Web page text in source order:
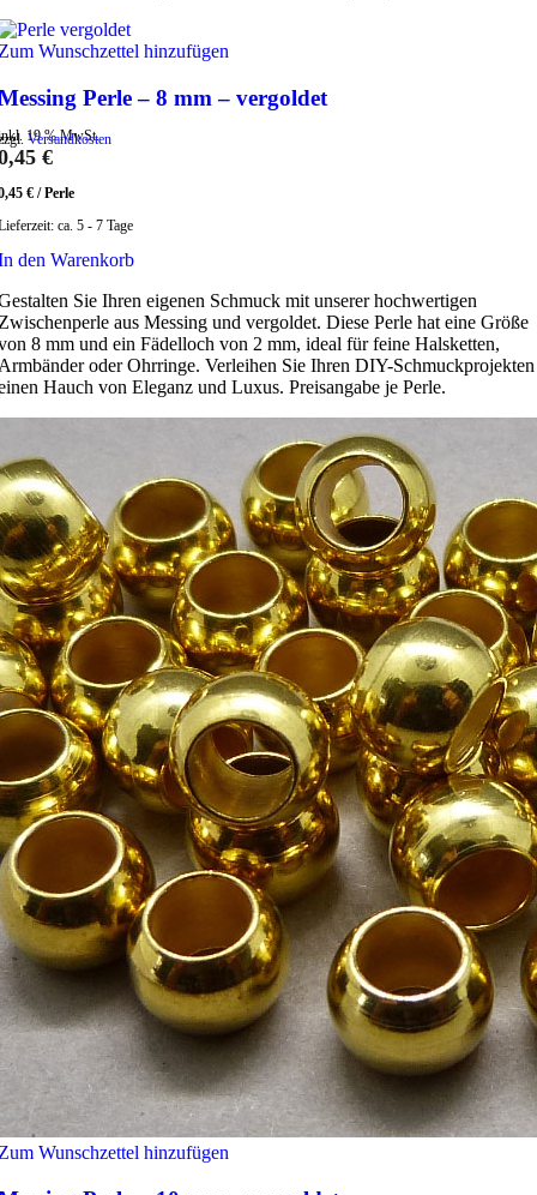
Wunschzettel hinzufügen
Perle – 8 mm – vergoldet
19 % MwSt.
Versandkosten
€
€ /Perle
ca. 5 - 7 Tage
den Warenkorb
Sie Ihren eigenen Schmuck mit unserer hochwertigen
aus Messing und vergoldet. Diese Perle hat eine Größe
8 mm und ein Fädelloch von 2 mm, ideal für feine Halsketten,
oder Ohrringe. Verleihen Sie Ihren DIY-Schmuckprojekten
Hauch von Eleganz und Luxus. Preisangabe je Perle.
Wunschzettel hinzufügen